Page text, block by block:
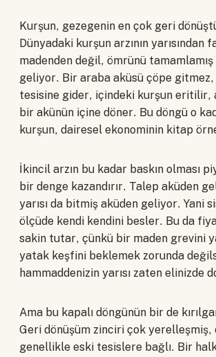
Kurşun, gezegenin en çok geri
Dünyadaki kurşun arzının yarısından
madenden değil, ömrünü
geliyor. Bir araba aküsü çöpe gitmez,
tesisine gider, içindeki kurşun eritilir,
bir akünün içine döner. Bu döngü o
kurşun, dairesel ekonominin kitap
İkincil arzın bu kadar baskın olması
bir denge kazandırır. Talep aküden
yarısı da bitmiş aküden geliyor. Yani
ölçüde kendi kendini besler. Bu da
sakin tutar, çünkü bir maden grevini
yatak keşfini beklemek zorunda
hammaddenizin yarısı zaten elinizde
Ama bu kapalı döngünün bir de
Geri dönüşüm zinciri çok yerelleşmiş,
genellikle eski tesislere bağlı. Bir